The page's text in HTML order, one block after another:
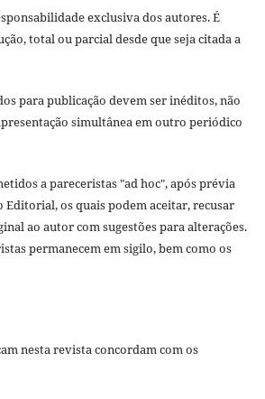
exclusiva dos autores. É
total ou parcial desde que seja citada a
para publicação devem ser inéditos, não
simultânea em outro periódico
a pareceristas "ad hoc", após prévia
Editorial, os quais podem aceitar, recusar
ao autor com sugestões para alterações.
permanecem em sigilo, bem como os
nesta revista concordam com os